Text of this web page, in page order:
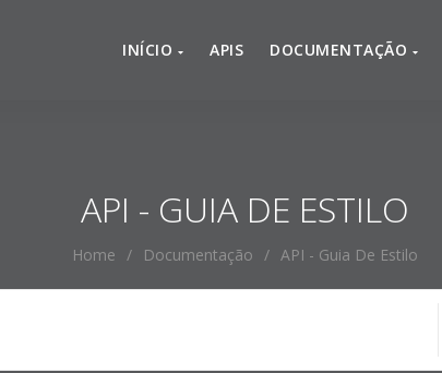
INÍCIO APIS DOCUMENTAÇÃO
API - GUIA DE ESTILO
Home / Documentação / API - Guia De Estilo